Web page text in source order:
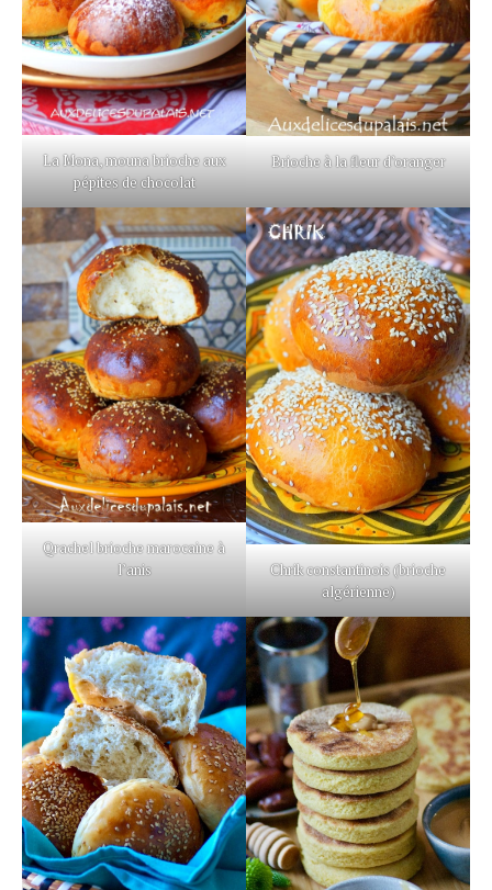
La Mona, mouna brioche aux
pépites de chocolat
Brioche à la fleur d’oranger
Qrachel brioche marocaine à
l’anis
Chrik constantinois (brioche
algérienne)